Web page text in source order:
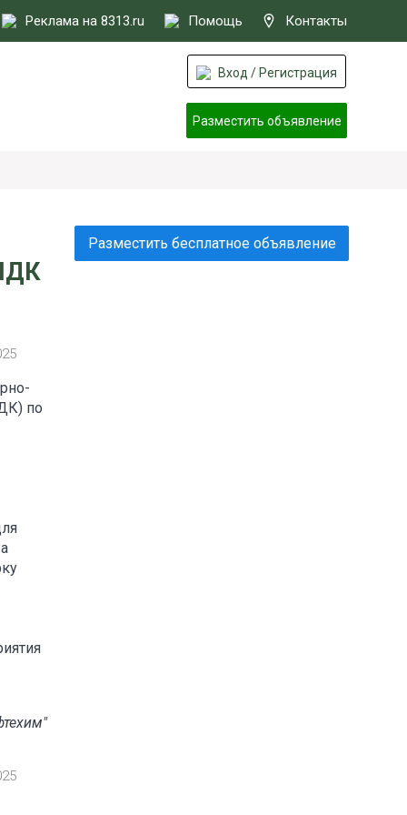
Реклама на 8313.ru Помощь Контакты
Вход / Регистрация
Разместить объявление
по
Разместить бесплатное объявление